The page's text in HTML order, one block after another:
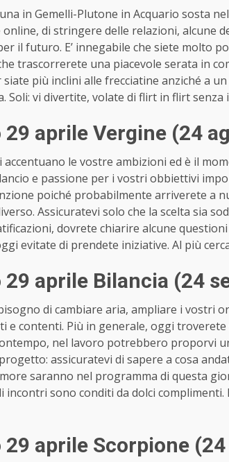
in Gemelli-Plutone in Acquario sosta
online, di stringere delle relazioni, alcune
il futuro. E’ innegabile che siete molto
trascorrerete una piacevole serata in
più inclini alle frecciatine anziché a
Soli: vi divertite, volate di flirt in flirt
29 aprile Vergine (24
le vostre ambizioni ed è il
e passione per i vostri obbiettivi
poiché probabilmente arriverete a
Assicuratevi solo che la scelta sia
dovrete chiarire alcune
evitate di prendete iniziative. Al più
29 aprile Bilancia (24
di cambiare aria, ampliare i vostri
e contenti. Più in generale, oggi
nel lavoro potrebbero proporvi
assicuratevi di sapere a cosa
saranno nel programma di questa
incontri sono conditi da dolci complimenti.
29 aprile Scorpione